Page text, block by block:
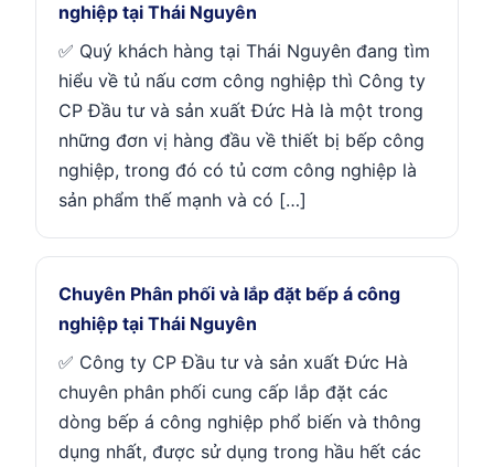
nghiệp tại Thái Nguyên
✅ Quý khách hàng tại Thái Nguyên đang tìm
hiểu về tủ nấu cơm công nghiệp thì Công ty
CP Đầu tư và sản xuất Đức Hà là một trong
những đơn vị hàng đầu về thiết bị bếp công
nghiệp, trong đó có tủ cơm công nghiệp là
sản phẩm thế mạnh và có […]
Chuyên Phân phối và lắp đặt bếp á công
nghiệp tại Thái Nguyên
✅ Công ty CP Đầu tư và sản xuất Đức Hà
chuyên phân phối cung cấp lắp đặt các
dòng bếp á công nghiệp phổ biến và thông
dụng nhất, được sử dụng trong hầu hết các